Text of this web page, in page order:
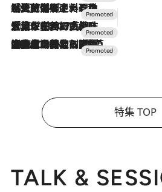
2026.7.24
【夏限定ディナーコース】旬を迎える稚鮎や花ズッキーニなどをイタリア・トスカーナの郷土料理の手法で満喫！
2026.7.17
「土佐和ハーブかき氷」がOMO7高知に登場！生姜、山椒、大葉など目にも舌にも涼を呼ぶ郷土の味
2026.7.10
NEW OPEN！【界 草津】名湯の地に誕生。趣の異なる2種の温泉と上州ならではの会席・蕎麦割烹など美食を味わう究極の癒やし旅
特集 TOP
TALK &